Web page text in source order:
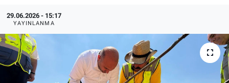
29.06.2026 - 15:17
YAYINLANMA
Dünya
Sağlık
Alış-Veriş/İş dünyası
Röportaj
Ekonomi
Kültür Sanat
Son Dakika Haberleri
Haber Arşivi